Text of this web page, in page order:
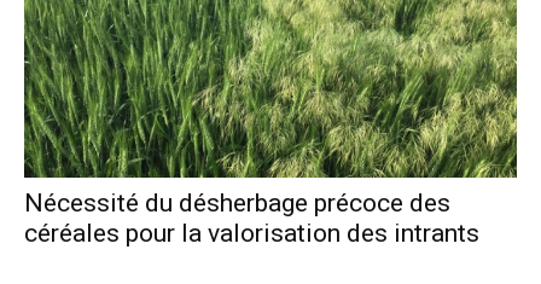
Nécessité du désherbage précoce des
céréales pour la valorisation des intrants